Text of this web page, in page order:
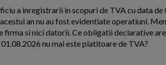
a inregistrarii in scopuri de TVA cu data de
an nu au fost evidentiate operatiuni.
firma si nici datorii. Ce obligatii declarative
nu mai este platitoare de TVA?